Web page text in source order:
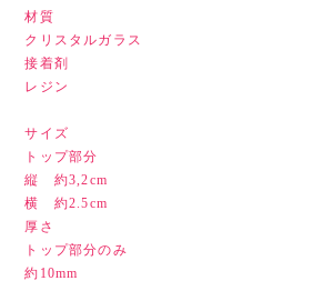
材質
クリスタルガラス
接着剤
レジン
サイズ
トップ部分
縦 約3,2cm
横 約2.5cm
厚さ
トップ部分のみ
約10mm